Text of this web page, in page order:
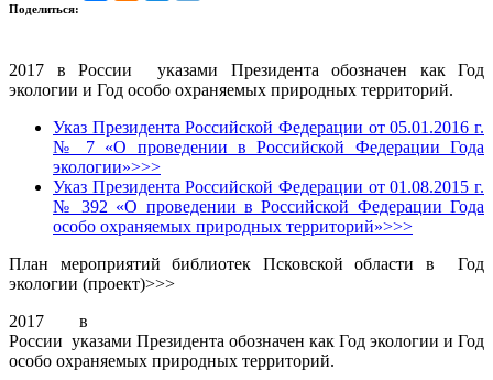
Поделиться:
2017 в России указами Президента обозначен как Год
экологии и Год особо охраняемых природных территорий.
Указ Президента Российской Федерации от 05.01.2016 г.
№ 7 «О проведении в Российской Федерации Года
экологии»>>>
Указ Президента Российской Федерации от 01.08.2015 г.
№ 392 «О проведении в Российской Федерации Года
особо охраняемых природных территорий»>>>
План мероприятий библиотек Псковской области в Год
экологии (проект)>>>
2017 в
России указами Президента обозначен как Год экологии и Год
особо охраняемых природных территорий.